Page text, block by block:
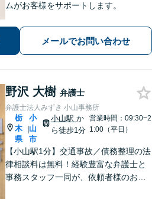
ムがお客様をサポートします。
メールでお問い合わせ
野沢 大樹 弁護士
弁護士法人みずき 小山事務所
栃
木
県
|
小
山
市
小山駅 か
ら徒歩1分
営業時間：09:30~2
1:00（平日）
【小山駅1分】交通事故／債務整理の法
律相談料は無料！経験豊富な弁護士と
事務スタッフ一同が、依頼者様のお悩